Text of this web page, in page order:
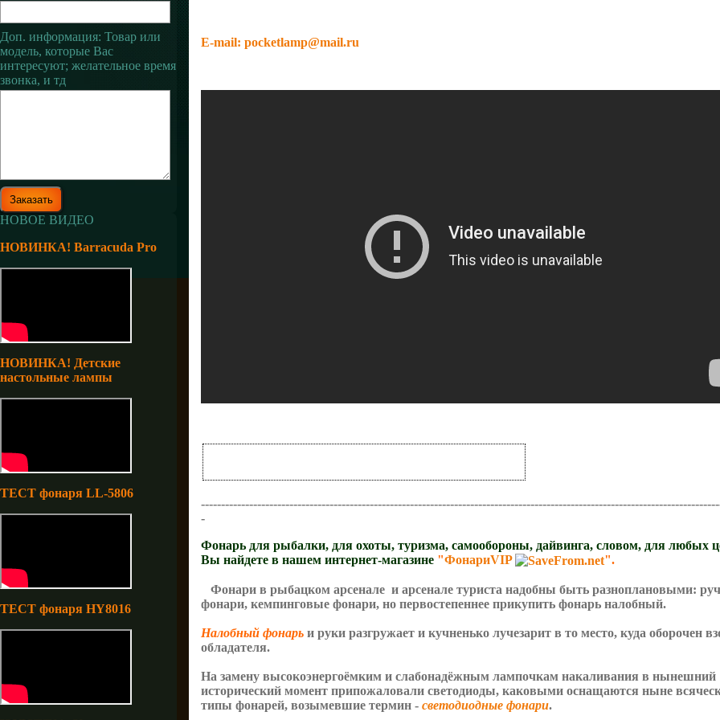
Доп. информация: Товар или
модель, которые Вас
интересуют; желательное время
звонка, и тд
НОВОЕ ВИДЕО
НОВИНКА! Barracuda Pro
НОВИНКА! Детские
настольные лампы
ТЕСТ фонаря LL-5806
ТЕСТ фонаря HY8016
E-mail: pocketlamp@mail.ru
-----------------------------------------------------------------
-
Фонарь для рыбалки, для охоты, туризма, самообороны, дайвинга, словом, для любых
Вы найдете в нашем интернет-магазине "ФонариVIP ".
Фонари в рыбацком арсенале и арсенале туриста надобны быть разноплановыми:
фонари, кемпинговые фонари, но первостепеннее прикупить фонарь налобный.
Налобный фонарь и руки разгружает и кучненько лучезарит в то место, куда оборочен
обладателя.
На замену высокоэнергоёмким и слабонадёжным лампочкам накаливания в нынешний
исторический момент припожаловали светодиоды, каковыми оснащаются ныне
типы фонарей, возымевшие термин - светодиодные фонари.